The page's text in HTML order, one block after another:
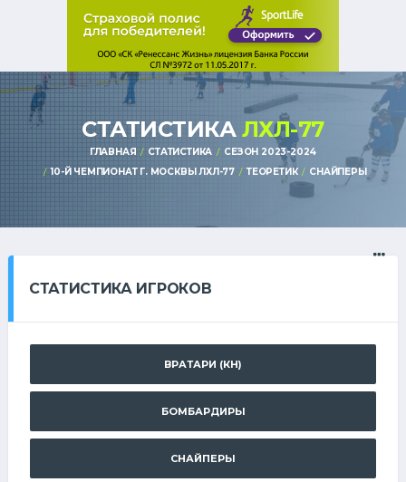
СТАТИСТИКА ЛХЛ-77
ГЛАВНАЯ СТАТИСТИКА
СЕЗОН 2023-2024
10-Й ЧЕМПИОНАТ Г. МОСКВЫ ЛХЛ-77
ТЕОРЕТИК СНАЙПЕРЫ
СТАТИСТИКА ИГРОКОВ
ВРАТАРИ (КН)
БОМБАРДИРЫ
СНАЙПЕРЫ